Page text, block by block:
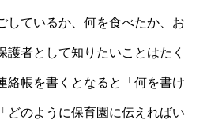
しているか、何を食べたか、お
護者として知りたいことはたく
絡帳を書くとなると「何を書け
どのように保育園に伝えればい